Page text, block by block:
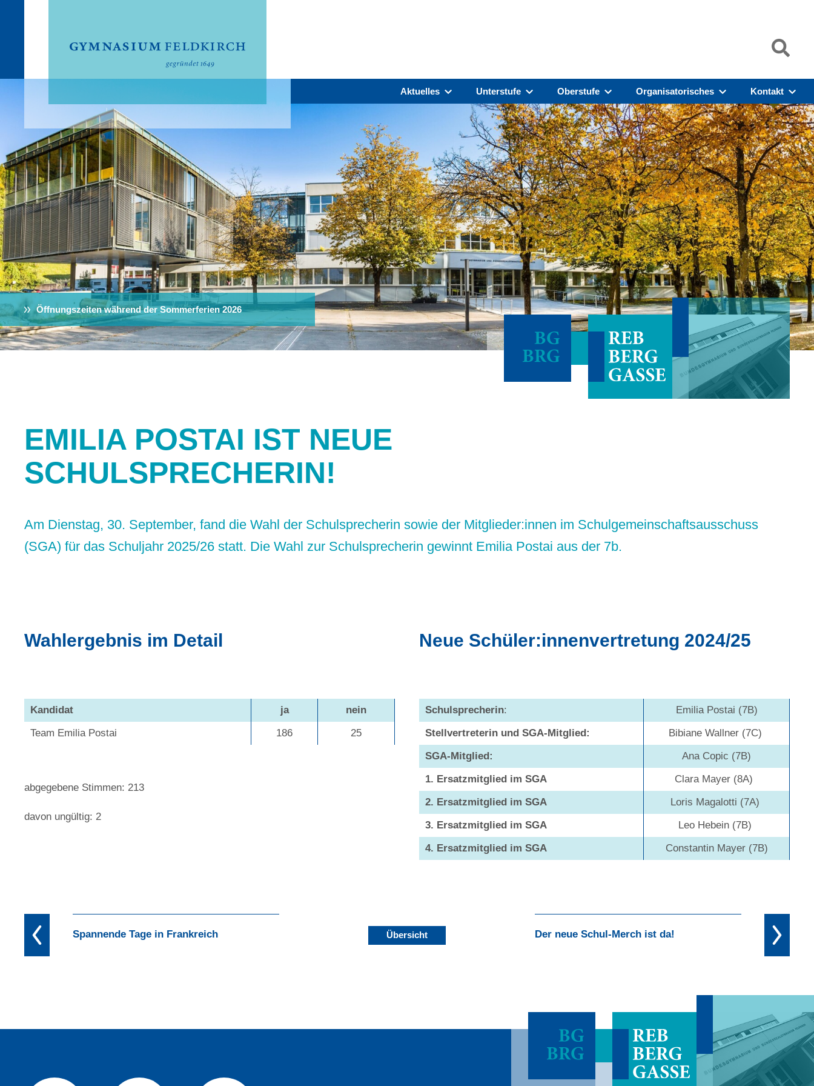
Aktuelles Unterstufe Oberstufe Organisatorisches Kontakt
Öffnungszeiten während der Sommerferien 2026
EMILIA POSTAI IST NEUE
SCHULSPRECHERIN!
Am Dienstag, 30. September, fand die Wahl der Schulsprecherin sowie der Mitglieder:innen im Schulgemeinschaftsausschuss
(SGA) für das Schuljahr 2025/26 statt. Die Wahl zur Schulsprecherin gewinnt Emilia Postai aus der 7b.
Wahlergebnis im Detail
Kandidat ja
nein
Team Emilia Postai
186 25
abgegebene Stimmen: 213
davon ungültig: 2
Neue Schüler:innenvertretung 2024/25
Schulsprecherin:
Emilia Postai (7B)
Stellvertreterin und SGA-Mitglied:
Bibiane Wallner (7C)
SGA-Mitglied:
Ana Copic (7B)
1. Ersatzmitglied im SGA
Clara Mayer (8A)
2. Ersatzmitglied im SGA
Loris Magalotti (7A)
3. Ersatzmitglied im SGA
Leo Hebein (7B)
4. Ersatzmitglied im SGA
Constantin Mayer (7B)
Spannende Tage in Frankreich Übersicht Der neue Schul-Merch ist da!